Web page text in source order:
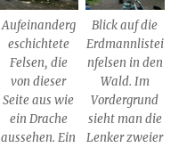
Aufeinanderg
eschichtete
Felsen, die
von dieser
Seite aus wie
ein Drache
aussehen. Ein
Blick auf die
Erdmannlistei
nfelsen in den
Wald. Im
Vordergrund
sieht man die
Lenker zweier